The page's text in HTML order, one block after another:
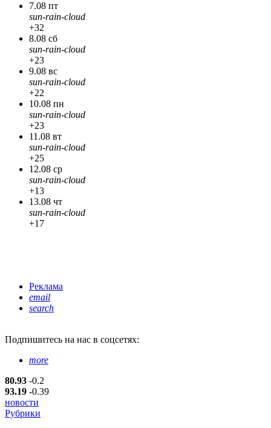
7.08 пт
sun-rain-cloud
+32
8.08 сб
sun-rain-cloud
+23
9.08 вс
sun-rain-cloud
+22
10.08 пн
sun-rain-cloud
+23
11.08 вт
sun-rain-cloud
+25
12.08 ср
sun-rain-cloud
+13
13.08 чт
sun-rain-cloud
+17
Реклама
email
search
Подпишитесь на нас в соцсетях:
more
80.93 -0.2
93.19 -0.39
новости
Рубрики